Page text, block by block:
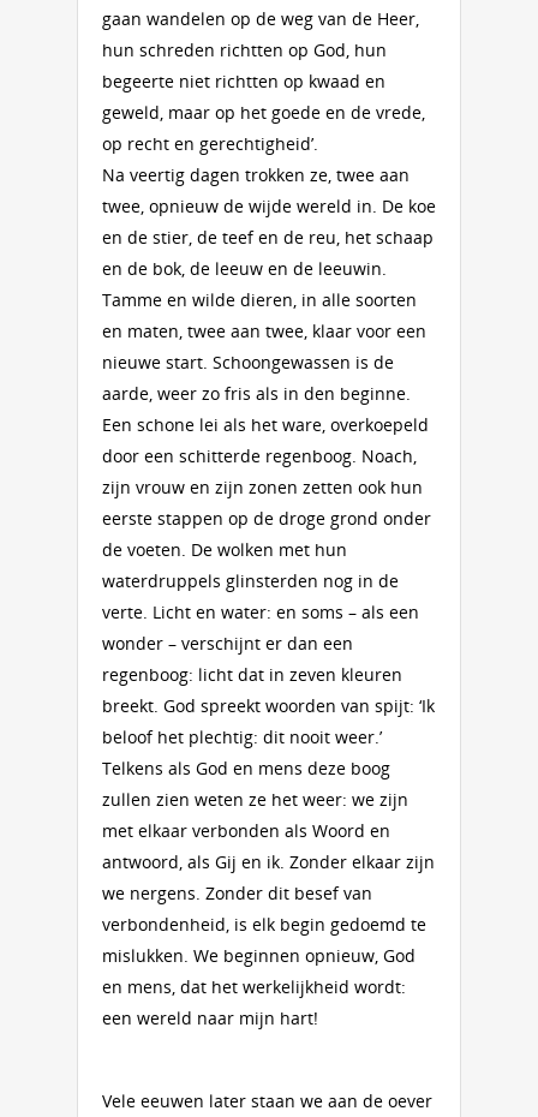
gaan wandelen op de weg van de Heer,
hun schreden richtten op God, hun
begeerte niet richtten op kwaad en
geweld, maar op het goede en de vrede,
op recht en gerechtigheid’.
Na veertig dagen trokken ze, twee aan
twee, opnieuw de wijde wereld in. De koe
en de stier, de teef en de reu, het schaap
en de bok, de leeuw en de leeuwin.
Tamme en wilde dieren, in alle soorten
en maten, twee aan twee, klaar voor een
nieuwe start. Schoongewassen is de
aarde, weer zo fris als in den beginne.
Een schone lei als het ware, overkoepeld
door een schitterde regenboog. Noach,
zijn vrouw en zijn zonen zetten ook hun
eerste stappen op de droge grond onder
de voeten. De wolken met hun
waterdruppels glinsterden nog in de
verte. Licht en water: en soms – als een
wonder – verschijnt er dan een
regenboog: licht dat in zeven kleuren
breekt. God spreekt woorden van spijt: ‘Ik
beloof het plechtig: dit nooit weer.’
Telkens als God en mens deze boog
zullen zien weten ze het weer: we zijn
met elkaar verbonden als Woord en
antwoord, als Gij en ik. Zonder elkaar zijn
we nergens. Zonder dit besef van
verbondenheid, is elk begin gedoemd te
mislukken. We beginnen opnieuw, God
en mens, dat het werkelijkheid wordt:
een wereld naar mijn hart!
Vele eeuwen later staan we aan de oever